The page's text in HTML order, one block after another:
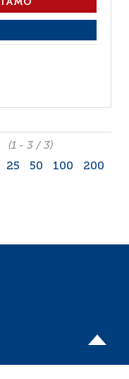
(1 - 3 / 3)
25 50 100 200